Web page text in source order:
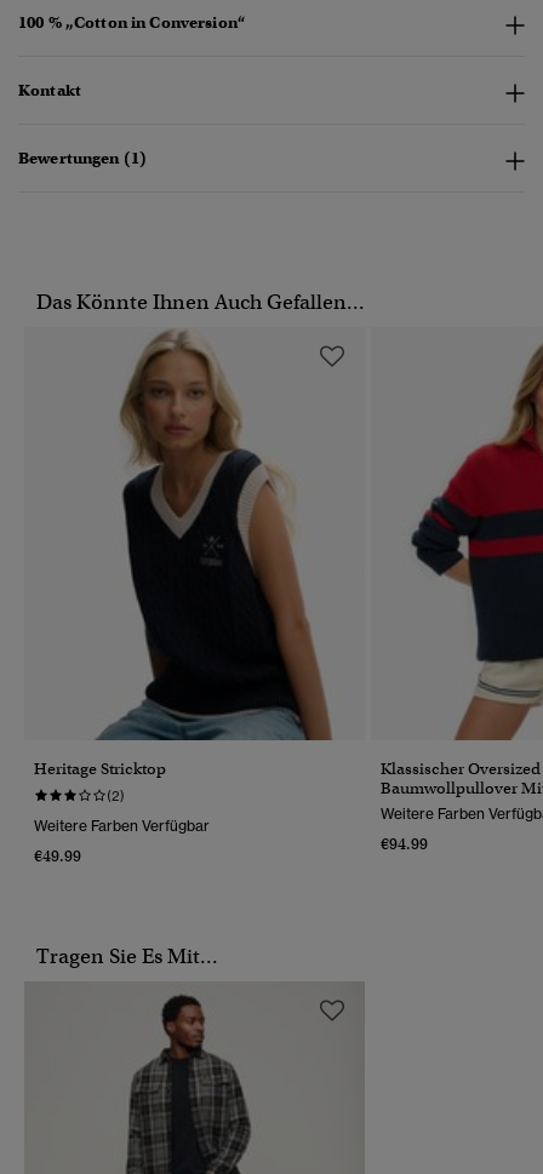
100 % „Cotton in Conversion“
Kontakt
Bewertungen (1)
Das Könnte Ihnen Auch Gefallen...
Heritage Stricktop
(2)
Weitere Farben Verfügbar
€49.99
Klassischer
Baumwollpullover
Weitere Farben
€94.99
Tragen Sie Es Mit...